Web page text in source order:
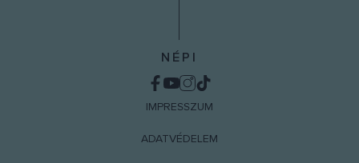
NÉPI
IMPRESSZUM
ADATVÉDELEM